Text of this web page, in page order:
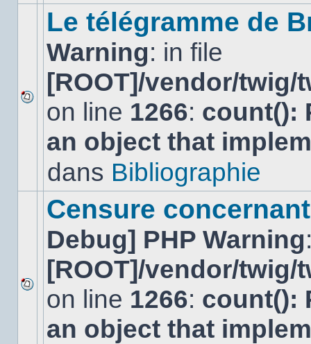
Aucun
nouveau
message
non-
dans
Le télégramme de
Warning: in file
[ROOT]/vendor/
on line 1266: count():
an object that
dans Bibliographie
Aucun
nouveau
message
non-
Censure
Debug] PHP Warning
[ROOT]/vendor/
on line 1266: count():
an object that